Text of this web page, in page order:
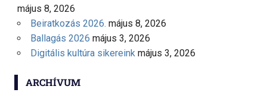
május 8, 2026
Beiratkozás 2026. május 8, 2026
Ballagás 2026 május 3, 2026
Digitális kultúra sikereink május 3, 2026
ARCHÍVUM